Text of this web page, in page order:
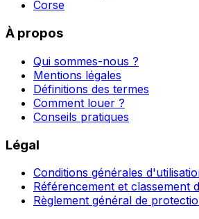
Corse
À propos
Qui sommes-nous ?
Mentions légales
Définitions des termes
Comment louer ?
Conseils pratiques
Légal
Conditions générales
Référencement et classement
Règlement général de